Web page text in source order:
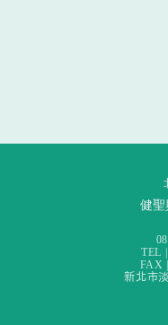
健聖
TEL
FAX
新北市